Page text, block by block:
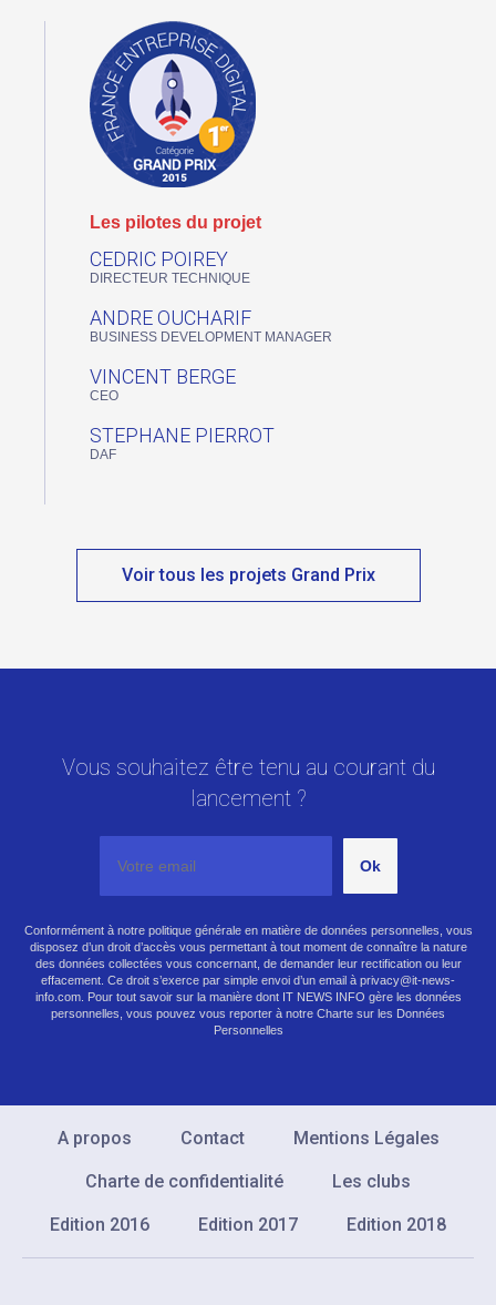
Les pilotes du projet
CEDRIC POIREY
DIRECTEUR TECHNIQUE
ANDRE OUCHARIF
BUSINESS DEVELOPMENT MANAGER
VINCENT BERGE
CEO
STEPHANE PIERROT
DAF
Voir tous les projets Grand Prix
Vous souhaitez être tenu au courant du
lancement ?
Conformément à notre politique générale en matière de données personnelles, vous
disposez d’un droit d’accès vous permettant à tout moment de connaître la nature
des données collectées vous concernant, de demander leur rectification ou leur
effacement. Ce droit s’exerce par simple envoi d’un email à privacy@it-news-
info.com. Pour tout savoir sur la manière dont IT NEWS INFO gère les données
personnelles, vous pouvez vous reporter à notre Charte sur les Données
Personnelles
A propos Contact Mentions Légales
Charte de confidentialité Les clubs
Edition 2016 Edition 2017 Edition 2018